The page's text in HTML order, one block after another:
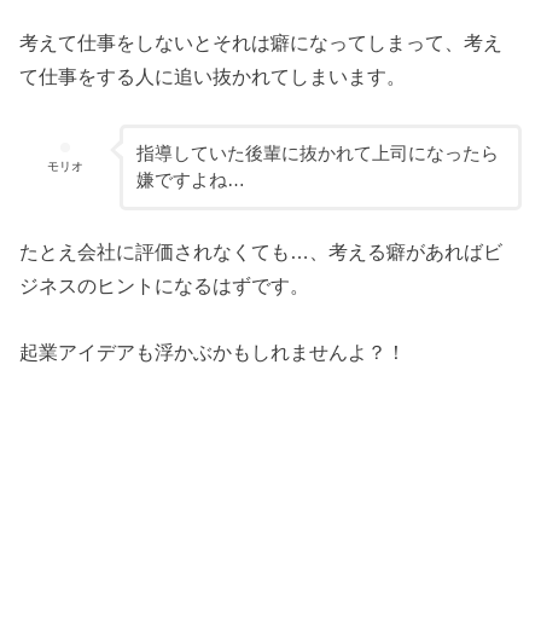
考えて仕事をしないとそれは癖になってしまって、考え
て仕事をする人に追い抜かれてしまいます。
モリオ
指導していた後輩に抜かれて上司になったら
嫌ですよね…
たとえ会社に評価されなくても…、考える癖があればビ
ジネスのヒントになるはずです。
起業アイデアも浮かぶかもしれませんよ？！